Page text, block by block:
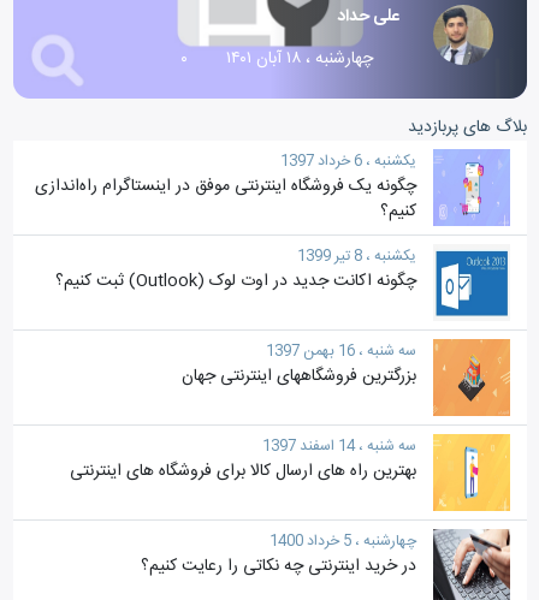
علی حداد
چهارشنبه ، ۱۸ آبان ۱۴۰۱
بلاگ های پربازدید
یکشنبه ، 6 خرداد 1397
چگونه یک فروشگاه اینترنتی موفق در اینستاگرام راه‌اندازی
کنیم؟
یکشنبه ، 8 تیر 1399
چگونه اکانت جدید در اوت لوک (Outlook) ثبت کنیم؟
سه شنبه ، 16 بهمن 1397
بزرگترین فروشگاههای اینترنتی جهان
سه شنبه ، 14 اسفند 1397
بهترین راه های ارسال کالا برای فروشگاه‎ های اینترنتی
چهارشنبه ، 5 خرداد 1400
در خرید اینترنتی چه نکاتی را رعایت کنیم؟